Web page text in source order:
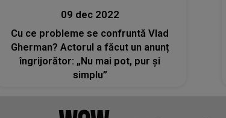
09 dec 2022
Cu ce probleme se confruntă Vlad
Gherman? Actorul a făcut un anunț
îngrijorător: „Nu mai pot, pur și
simplu”